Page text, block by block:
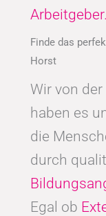
Arbeitgeber.
Finde das
Horst
Wir von der
haben es
die
durch
Egal ob